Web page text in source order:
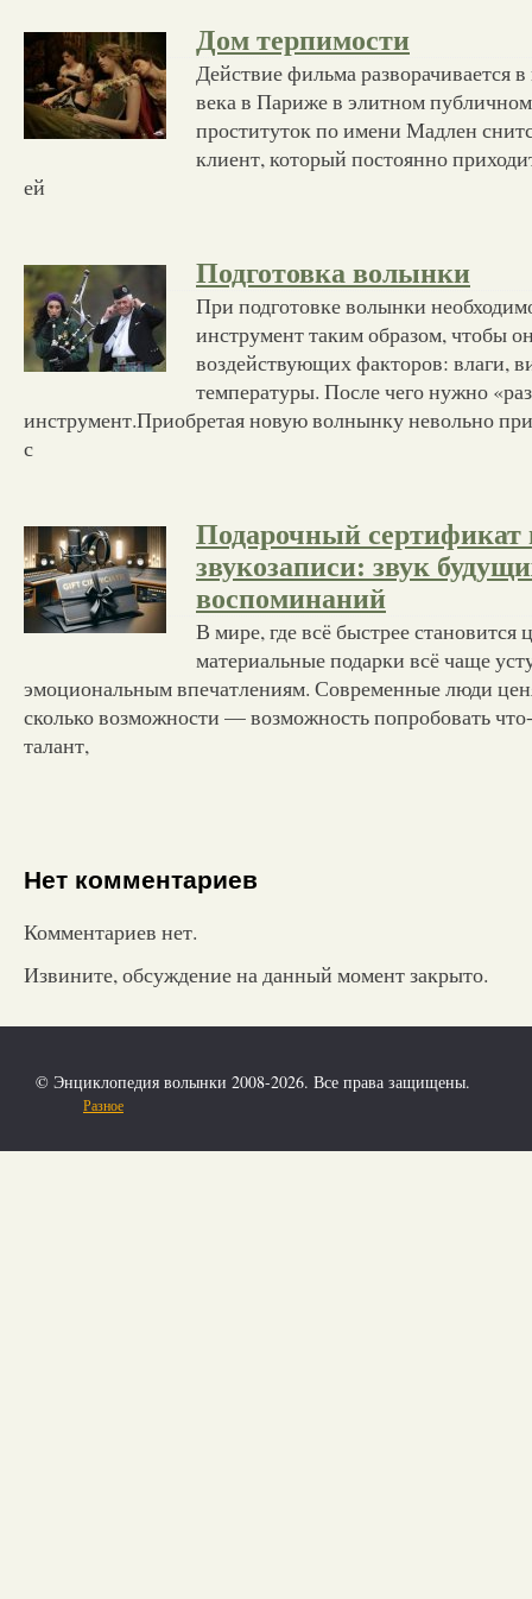
Дом терпимости
Действие фильма разворачивается
века в Париже в элитном
проституток по имени Мадлен
клиент, который постоянно
ей
Подготовка волынки
При подготовке волынки
инструмент таким образом, чтобы
воздействующих факторов: влаги,
температуры. После чего нужно
инструмент.Приобретая новую волнынку невольно
с
Подарочный сертификат
звукозаписи: звук
воспоминаний
В мире, где всё быстрее
материальные подарки всё чаще
эмоциональным впечатлениям. Современные люди
сколько возможности — возможность попробовать
талант,
Нет комментариев
Комментариев нет.
Извините, обсуждение на данный момент закрыто.
© Энциклопедия волынки 2008-2026. Все права защищены.
Разное